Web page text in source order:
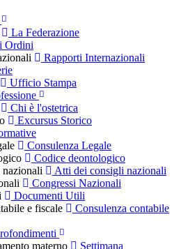
La Federazione
Ordini
Rapporti Internazionali
Ufficio Stampa
Chi è l'ostetrica
Excursus Storico
Consulenza Legale
Codice deontologico
Atti dei consigli nazionali
Congressi Nazionali
Documenti Utili
e fiscale
Consulenza contabile
materno
Settimana